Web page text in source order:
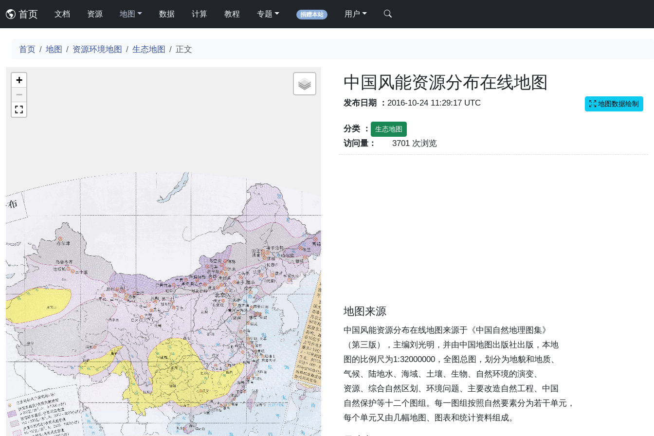
首页 文档 资源 地图 数据 计算 教程 专题 捐赠本站 用户
首页 地图 资源环境地图 生态地图 正文
+
−
中国风能资源分布在线地图
发布日期 ： 2016-10-24 11:29:17 UTC
分类 ： 生态地图
访问量： 3701 次浏览
地图数据绘制
地图来源
中国风能资源分布在线地图来源于《中国自然地理图集》
（第三版），主编刘光明，并由中国地图出版社出版，本地
图的比例尺为1:32000000，全图总图，划分为地貌和地质、
气候、陆地水、海域、土壤、生物、自然环境的演变、
资源、综合自然区划、环境问题、主要改造自然工程、中国
自然保护等十二个图组。每一图组按照自然要素分为若干单元，
每个单元又由几幅地图、图表和统计资料组成。